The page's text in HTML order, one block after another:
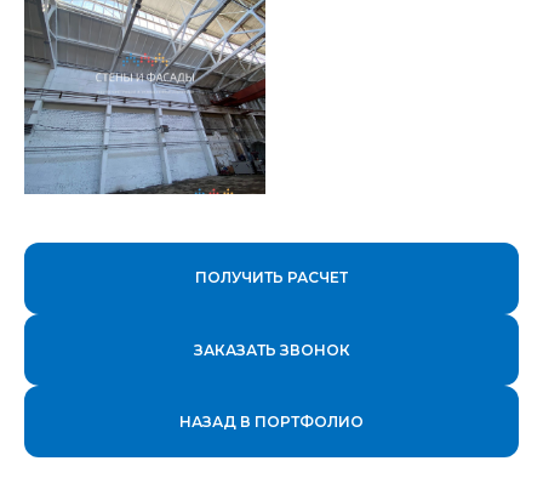
ПОЛУЧИТЬ РАСЧЕТ
ЗАКАЗАТЬ ЗВОНОК
НАЗАД В ПОРТФОЛИО